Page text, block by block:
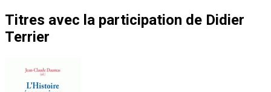
Titres avec la participation de Didier
Terrier